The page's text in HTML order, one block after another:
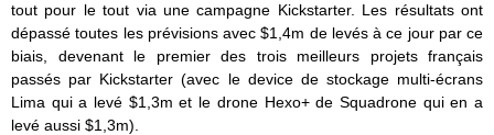
tout pour le tout via une campagne Kickstarter. Les résultats ont
dépassé toutes les prévisions avec $1,4m de levés à ce jour par ce
biais, devenant le premier des trois meilleurs projets français
passés par Kickstarter (avec le device de stockage multi-écrans
Lima qui a levé $1,3m et le drone Hexo+ de Squadrone qui en a
levé aussi $1,3m).